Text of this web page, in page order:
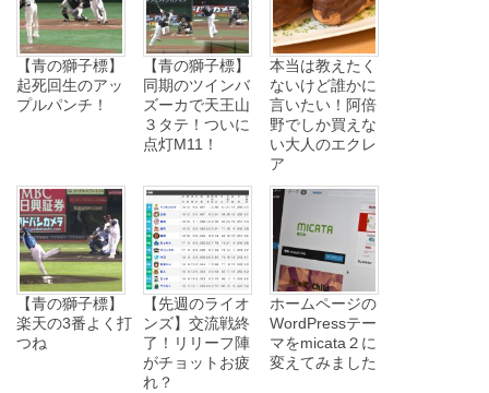
【青の獅子標】
起死回生のアッ
プルパンチ！
【青の獅子標】
同期のツインバ
ズーカで天王山
３タテ！ついに
点灯M11！
本当は教えたく
ないけど誰かに
言いたい！阿倍
野でしか買えな
い大人のエクレ
ア
【青の獅子標】
楽天の3番よく打
つね
【先週のライオ
ンズ】交流戦終
了！リリーフ陣
がチョットお疲
れ？
ホームページの
WordPressテー
マをmicata２に
変えてみました